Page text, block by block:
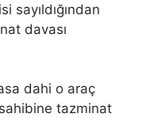
sayıldığından
davası
dahi o araç
tazminat